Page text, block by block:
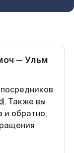
— Ульм
Также вы
и обратно,